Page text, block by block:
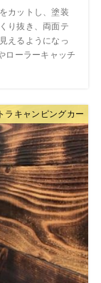
カットし、塗装
り抜き、両面テ
えるようになっ
ローラーキャッチ
ラキャンピングカー